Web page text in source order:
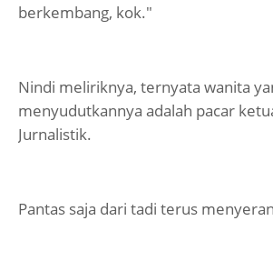
berkembang, kok."
Nindi meliriknya, ternyata wanita
menyudutkannya adalah pacar
Jurnalistik.
Pantas saja dari tadi terus